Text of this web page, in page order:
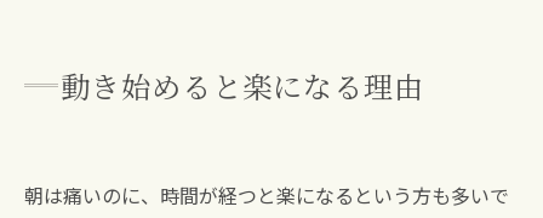
動き始めると楽になる理由
朝は痛いのに、時間が経つと楽になるという方も多いで